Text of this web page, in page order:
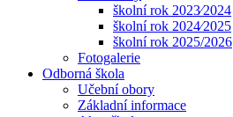
školní rok 2023⁄2024
školní rok 2024⁄2025
školní rok 2025/2026
Fotogalerie
Odborná škola
Učební obory
Základní informace